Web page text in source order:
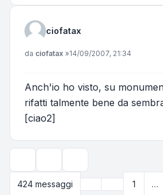
ciofatax
Messaggio
da ciofatax »14/09/2007, 21:34
Anch'io ho visto, su
rifatti talmente bene da
[ciao2]
424 messaggi
Pagina8di43
Precedente
1 …